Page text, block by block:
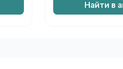
Найти в